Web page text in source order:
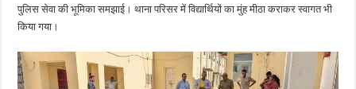
पुलिस सेवा की भूमिका समझाई। थाना परिसर में विद्यार्थियों का मुंह मीठा कराकर स्वागत भी
किया गया।